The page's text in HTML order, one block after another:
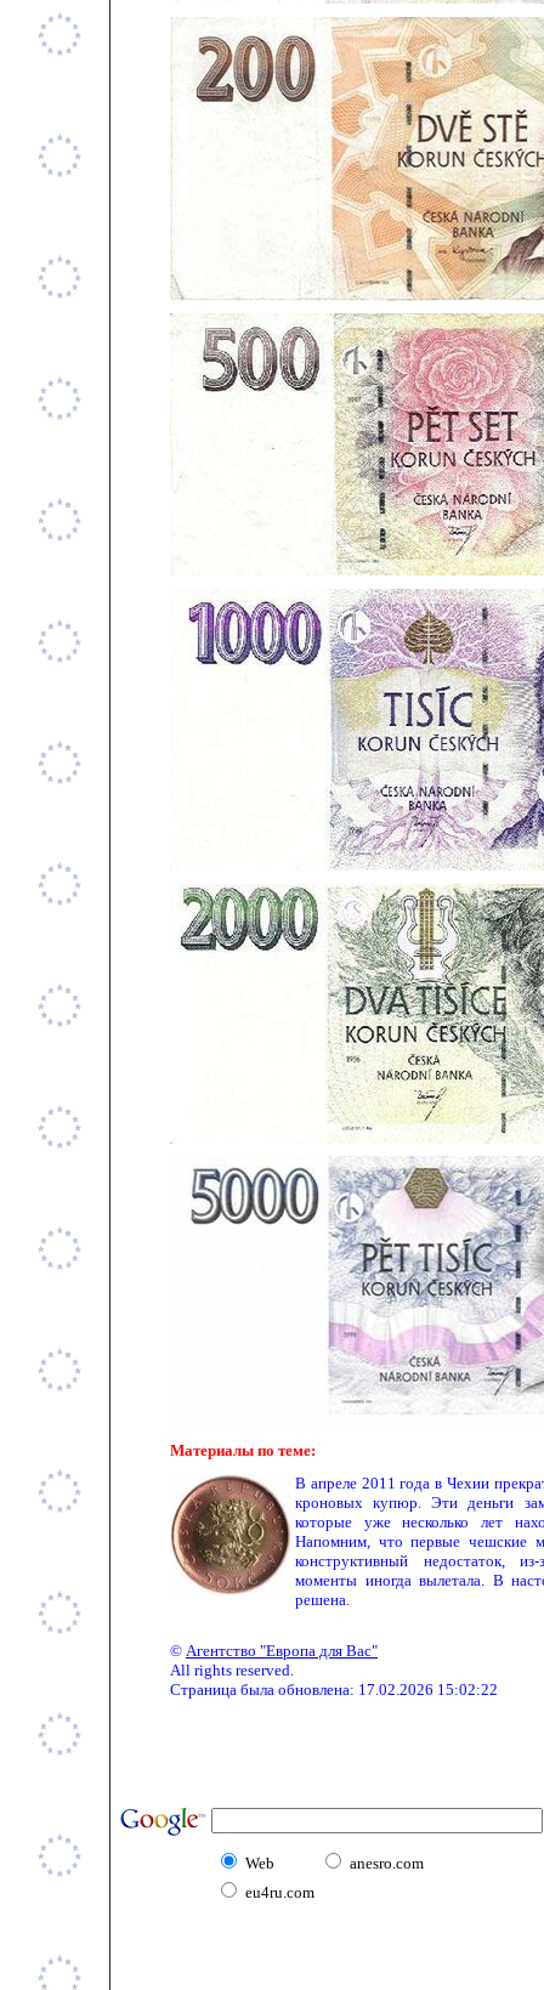
Материалы по теме:
В апреле 2011 года в Чехии
кроновых купюр. Эти деньги
которые уже несколько лет
Напомним, что первые чешские
конструктивный недостаток,
моменты иногда вылетала. В
решена.
© Агентство "Европа для Вас"
All rights reserved.
Страница была обновлена: 17.02.2026 15:02:22
Web
anesro.com
eu4ru.com